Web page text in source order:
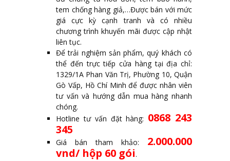
tem chống hàng giả,…Được bán với mức
giá cực kỳ cạnh tranh và có nhiều
chương trình khuyến mãi được cập nhật
liên tục.
Để trải nghiệm sản phẩm, quý khách có
thể đến trực tiếp cửa hàng tại địa chỉ:
1329/1A Phan Văn Trị, Phường 10, Quận
Gò Vấp, Hồ Chí Minh để được nhân viên
tư vấn và hướng dẫn mua hàng nhanh
chóng.
Hotline tư vấn đặt hàng: 0868 243
345
Giá bán tham khảo: 2.000.000
vnd/ hộp 60 gói.